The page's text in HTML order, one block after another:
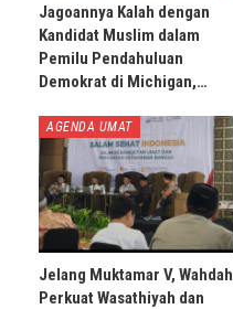
Jagoannya Kalah dengan
Kandidat Muslim dalam
Pemilu Pendahuluan
Demokrat di Michigan,…
AGENDA UMAT
Jelang Muktamar V, Wahdah
Perkuat Wasathiyah dan